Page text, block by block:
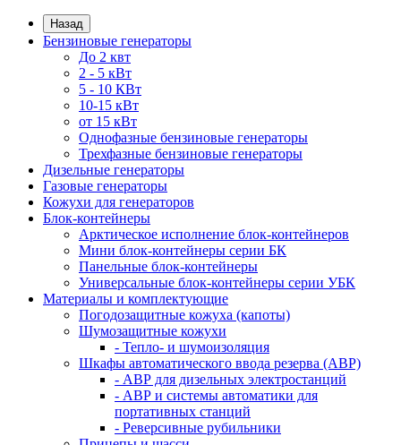
Назад
Бензиновые генераторы
До 2 квт
2 - 5 кВт
5 - 10 КВт
10-15 кВт
от 15 кВт
Однофазные бензиновые генераторы
Трехфазные бензиновые генераторы
Дизельные генераторы
Газовые генераторы
Кожухи для генераторов
Блок-контейнеры
Арктическое исполнение блок-контейнеров
Мини блок-контейнеры серии БК
Панельные блок-контейнеры
Универсальные блок-контейнеры серии УБК
Материалы и комплектующие
Погодозащитные кожуха (капоты)
Шумозащитные кожухи
- Тепло- и шумоизоляция
Шкафы автоматического ввода резерва (АВР)
- АВР для дизельных электростанций
- АВР и системы автоматики для
портативных станций
- Реверсивные рубильники